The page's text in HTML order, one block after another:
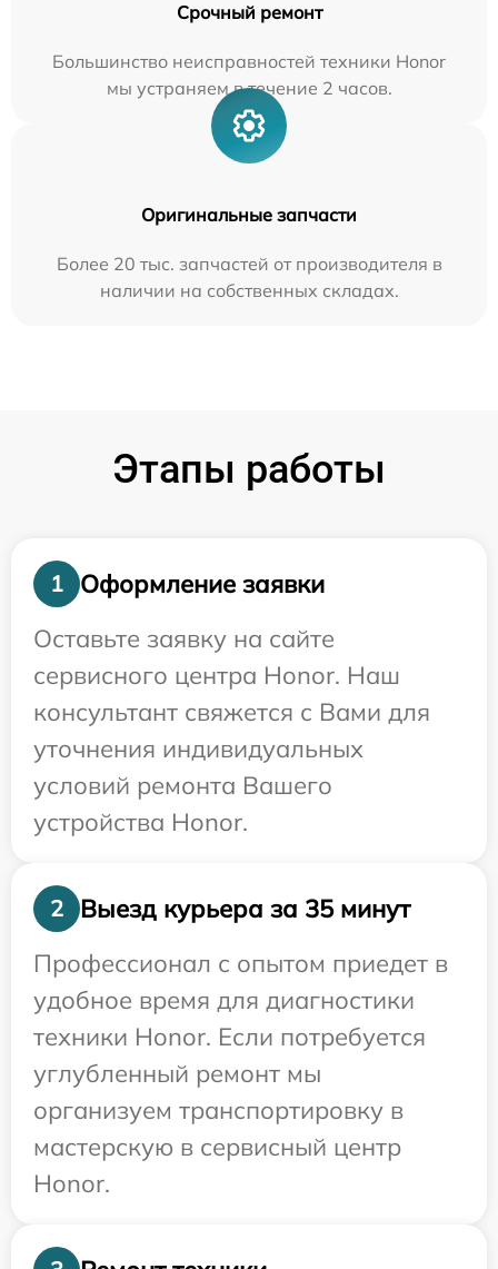
Срочный ремонт
Большинство неисправностей техники Honor
мы устраняем в течение 2 часов.
Оригинальные запчасти
Более 20 тыс. запчастей от производителя в
наличии на собственных складах.
Этапы работы
1
Оформление заявки
Оставьте заявку на сайте
сервисного центра Honor. Наш
консультант свяжется с Вами для
уточнения индивидуальных
условий ремонта Вашего
устройства Honor.
2
Выезд курьера за 35 минут
Профессионал с опытом приедет в
удобное время для диагностики
техники Honor. Если потребуется
углубленный ремонт мы
организуем транспортировку в
мастерскую в сервисный центр
Honor.